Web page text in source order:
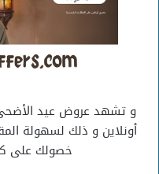
و تشهد
أونلاين و ذلك لسهولة
خصولك على